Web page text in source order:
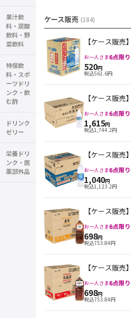
果汁飲
料・炭酸
飲料・野
菜飲料
特保飲
料・スポ
ーツドリ
ンク・飲
む酢
ドリンク
ゼリー
栄養ドリ
ンク・医
薬部外品
ケース販売 (184)
【ケース販
お一人さま6点限り
520円
税込561.6円
【ケース販
お一人さま6点限り
1,615円
税込1,744.2円
【ケース販
お一人さま6点限り
1,040円
税込1,123.2円
【ケース販
お一人さま6点限り
698円
税込753.84円
【ケース販
お一人さま6点限り
698円
税込753.84円